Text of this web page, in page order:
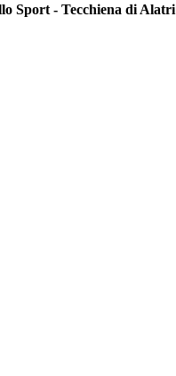
Sport - Tecchiena di Alatri